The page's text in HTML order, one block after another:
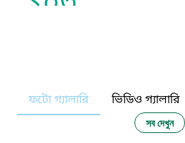
নারী ও শিশু নির্যাতন প্রতিরোধ
ফটো গ্যালারি ভিডিও গ্যালারি
সব দেখুন